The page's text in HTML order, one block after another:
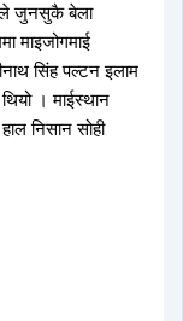
जुनसुकै बेला
माइजोगमाई
सिंह पल्टन इलाम
। माईस्थान
निसान सोही